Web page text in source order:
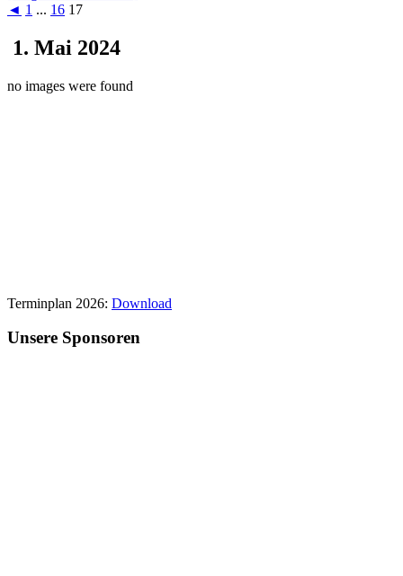
◄ 1 ... 16 17
1. Mai 2024
no images were found
Terminplan 2026: Download
Unsere Sponsoren